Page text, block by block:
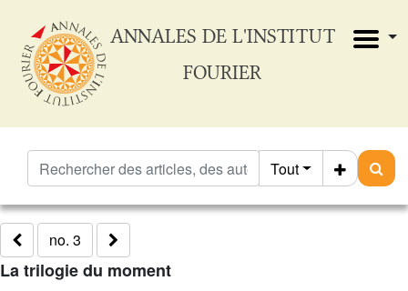
ANNALES DE L'INSTITUT
FOURIER
Tout
no. 3
La trilogie du moment